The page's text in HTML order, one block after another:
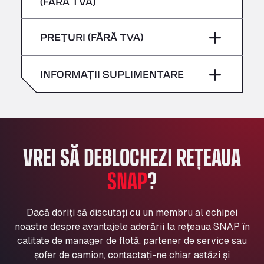
Klaverbladstaat 21, 3560
American Truck Wash
Av. des Etats-Unis 90, 6041
Andamur Guarroman
Andamur La Junquera
Andamur Pamplona
A-15 Salida Imarcoain, 31119
Andamur San Roman II
Anglia Motel
Washway Road, PE12 8LT
Anpol Sp. z o.o.
Ul. Torunska 147, 85884
Sâmbătă
Duminică –
Sâmbătă –
Duminică –
PREȚURI (FĂRĂ TVA)
INFORMAȚII SUPLIMENTARE
VREI SĂ DEBLOCHEZI REȚEAUA
SNAP?
Dacă doriți să discutați cu un membru al echipei
noastre despre avantajele aderării la rețeaua SNAP în
calitate de manager de flotă, partener de service sau
șofer de camion, contactați-ne chiar astăzi și